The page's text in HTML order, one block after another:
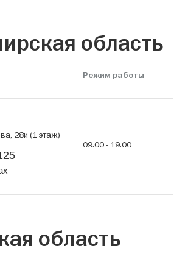
область
Режим работы
28и (1 этаж)
09.00 - 19.00
область